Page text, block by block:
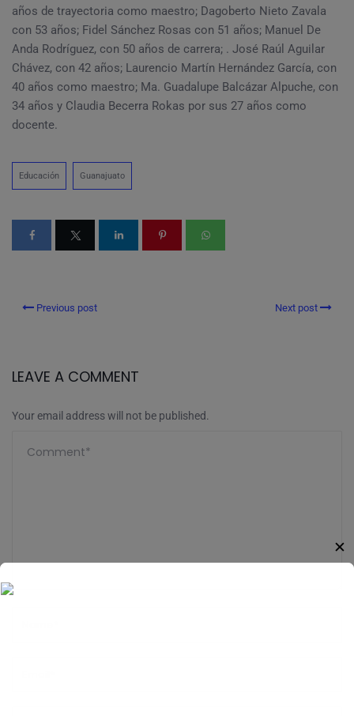
años de trayectoria como maestro; Dagoberto Nieto Zavala
con 53 años; Fidel Sánchez Rosas con 51 años; Manuel De
Anda Rodríguez, con 50 años de carrera; . José Raúl Aguilar
Chávez, con 42 años; Laurencio Martín Hernández García, con
40 años como maestro; Ma. Guadalupe Balcázar Alpuche, con
34 años y Claudia Becerra Rokas por sus 27 años como
docente.
Educación Guanajuato
Previous post Next post
LEAVE A COMMENT
Your email address will not be published.
✕